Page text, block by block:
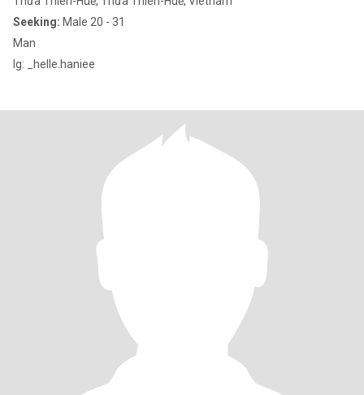
Seeking: Male 20 - 31
Man
Ig: _helle.haniee